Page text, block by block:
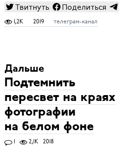
Твитнуть
Поделиться
1,2K 2019 телеграм-канал
Дальше
Подтемнить
пересвет на краях
фотографии
на белом фоне
1 2,1K 2018